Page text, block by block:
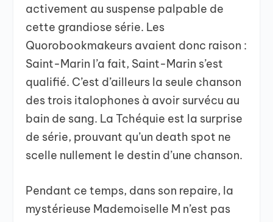
activement au suspense palpable de
cette grandiose série. Les
Quorobookmakeurs avaient donc raison :
Saint-Marin l’a fait, Saint-Marin s’est
qualifié. C’est d’ailleurs la seule chanson
des trois italophones à avoir survécu au
bain de sang. La Tchéquie est la surprise
de série, prouvant qu’un death spot ne
scelle nullement le destin d’une chanson.
Pendant ce temps, dans son repaire, la
mystérieuse Mademoiselle M n’est pas